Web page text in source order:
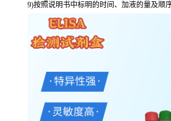
9)按照说明书中标明的时间、加液的量及顺